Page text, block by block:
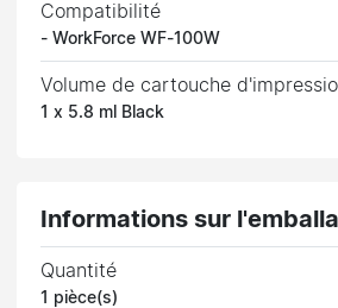
Compatibilité
- WorkForce WF-100W
Volume de cartouche
1 x 5.8 ml Black
Informations sur
Quantité
1 pièce(s)